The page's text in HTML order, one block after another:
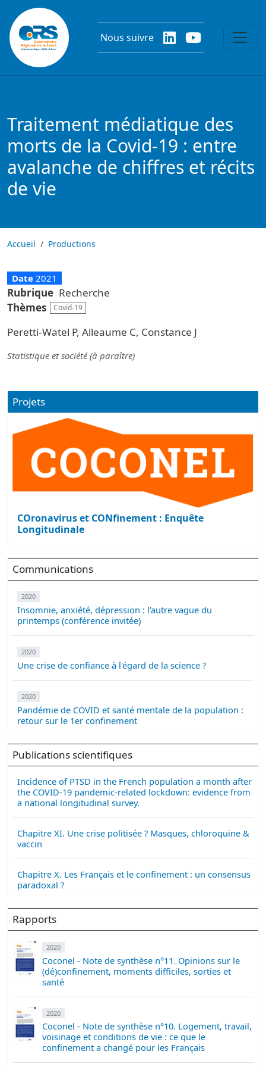
Aller au contenu principal
Nous suivre
Traitement médiatique des
morts de la Covid-19 : entre
avalanche de chiffres et récits
de vie
Accueil Productions
Date 2021
Rubrique Recherche
Thèmes
Covid-19
Peretti-Watel P, Alleaume C, Constance J
Statistique et société (à paraître)
Projets
COronavirus et CONfinement : Enquête
Longitudinale
Communications
2020
Insomnie, anxiété, dépression : l’autre vague du
printemps (conférence invitée)
2020
Une crise de confiance à l'égard de la science ?
2020
Pandémie de COVID et santé mentale de la population :
retour sur le 1er confinement
Publications scientifiques
Incidence of PTSD in the French population a month after
the COVID-19 pandemic-related lockdown: evidence from
a national longitudinal survey.
Chapitre XI. Une crise politisée ? Masques, chloroquine &
vaccin
Chapitre X. Les Français et le confinement : un consensus
paradoxal ?
Rapports
2020
Coconel - Note de synthèse n°11. Opinions sur le
(dé)confinement, moments difficiles, sorties et
santé
2020
Coconel - Note de synthèse n°10. Logement, travail,
voisinage et conditions de vie : ce que le
confinement a changé pour les Français